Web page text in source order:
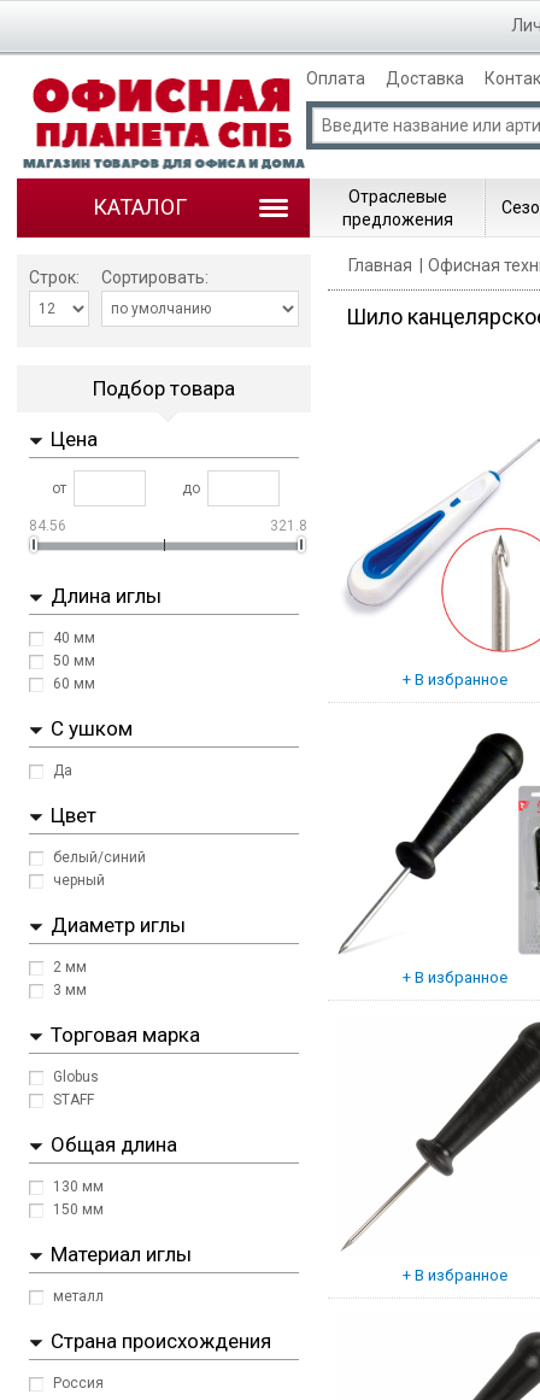
Оплата Доставка
КАТАЛОГ
Отраслевые
предложения
Строк: Сортировать:
Подбор товара
Цена
от до
84.56 321.8
Длина иглы
40 мм
50 мм
60 мм
С ушком
Да
Цвет
белый/синий
черный
Диаметр иглы
2 мм
3 мм
Торговая марка
Globus
STAFF
Общая длина
130 мм
150 мм
Материал иглы
металл
Страна происхождения
Россия
Главная Офисная
Шило